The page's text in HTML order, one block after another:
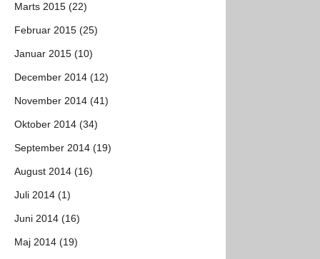
Marts 2015 (22)
Februar 2015 (25)
Januar 2015 (10)
December 2014 (12)
November 2014 (41)
Oktober 2014 (34)
September 2014 (19)
August 2014 (16)
Juli 2014 (1)
Juni 2014 (16)
Maj 2014 (19)